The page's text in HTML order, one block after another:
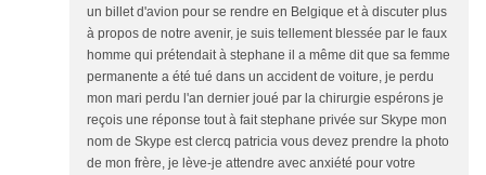
un billet d'avion pour se rendre en Belgique et à discuter plus
à propos de notre avenir, je suis tellement blessée par le faux
homme qui prétendait à stephane il a même dit que sa femme
permanente a été tué dans un accident de voiture, je perdu
mon mari perdu l'an dernier joué par la chirurgie espérons je
reçois une réponse tout à fait stephane privée sur Skype mon
nom de Skype est clercq patricia vous devez prendre la photo
de mon frère, je lève-je attendre avec anxiété pour votre